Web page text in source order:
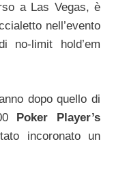
a Las Vegas, è
nell’evento
no-limit hold’em
dopo quello di
Poker Player’s
incoronato un